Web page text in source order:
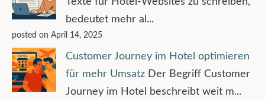
bedeutet mehr al...
posted on April 14, 2025
Customer Journey im Hotel optimieren
für mehr Umsatz Der Begriff Customer
Journey im Hotel beschreibt weit m...